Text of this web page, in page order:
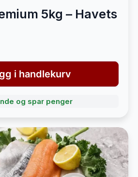
5kg – Havets
i handlekurv
og spar penger